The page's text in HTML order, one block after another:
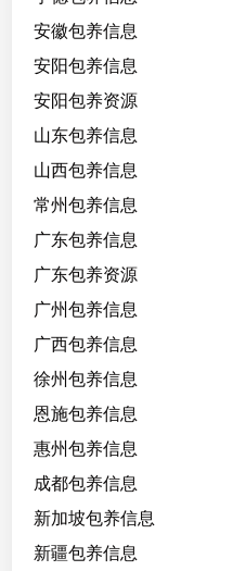
安徽包养信息
安阳包养信息
安阳包养资源
山东包养信息
山西包养信息
常州包养信息
广东包养信息
广东包养资源
广州包养信息
广西包养信息
徐州包养信息
恩施包养信息
惠州包养信息
成都包养信息
新加坡包养信息
新疆包养信息